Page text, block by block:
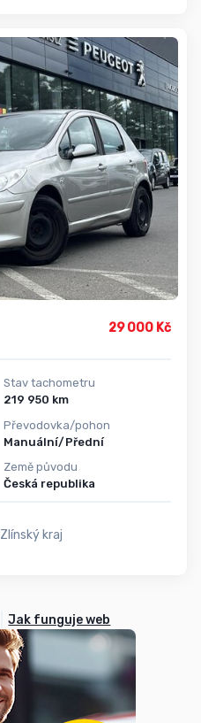
29 000 Kč
Stav tachometru
219 950 km
Převodovka/pohon
Manuální/Přední
Země původu
Česká republika
Zlínský kraj
Jak funguje web